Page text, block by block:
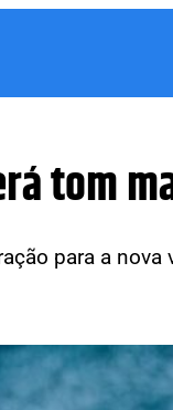
tom
para a